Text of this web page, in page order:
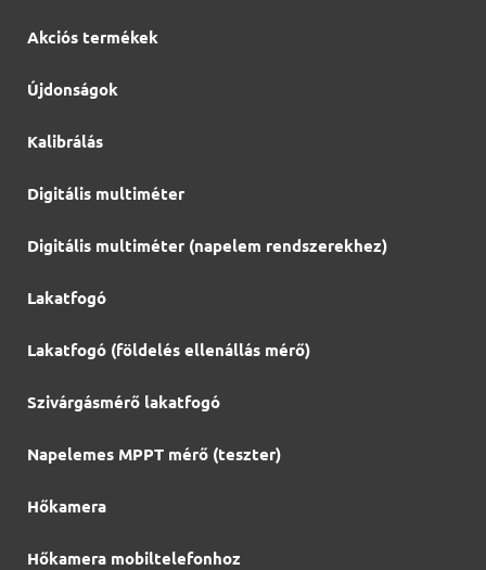
Akciós termékek
Újdonságok
Kalibrálás
Digitális multiméter
Digitális multiméter (napelem rendszerekhez)
Lakatfogó
Lakatfogó (földelés ellenállás mérő)
Szivárgásmérő lakatfogó
Napelemes MPPT mérő (teszter)
Hőkamera
Hőkamera mobiltelefonhoz